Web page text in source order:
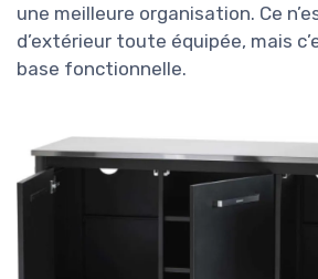
une meilleure organisation. Ce
d’extérieur toute équipée, mais
base fonctionnelle.